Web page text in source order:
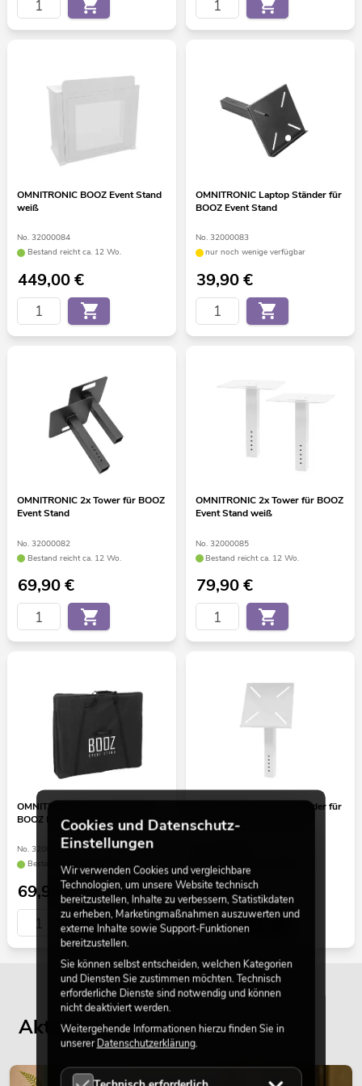
OMNITRONIC BOOZ Event Stand
weiß
No. 32000084
Bestand reicht ca. 12 Wo.
449,00€
OMNITRONIC Laptop Ständer für
BOOZ Event Stand
No. 32000083
nur noch wenige verfügbar
39,90€
OMNITRONIC 2x Tower für BOOZ
Event Stand
No. 32000082
Bestand reicht ca. 12 Wo.
69,90€
OMNITRONIC 2x Tower für BOOZ
Event Stand weiß
No. 32000085
Bestand reicht ca. 12 Wo.
79,90€
OMNITRONIC Tragetasche für
BOOZ Event Stand
No. 32000081
Bestand reicht ca. 12 Wo.
69,90€
OMNITRONIC Laptop Ständer für
BOOZ Event Stand weiß
Bestand reicht ca. 12 Wo.
44,90€
Aktuelle Blogbeiträge
DEKORATION
Cookies und Datenschutz-
Einstellungen
Wir verwenden Cookies und vergleichbare
Technologien, um unsere Website technisch
bereitzustellen, Inhalte zu verbessern, Statistikdaten
zu erheben, Marketingmaßnahmen auszuwerten und
externe Inhalte sowie Support-Funktionen
bereitzustellen.
Sie können selbst entscheiden, welchen Kategorien
und Diensten Sie zustimmen möchten. Technisch
erforderliche Dienste sind notwendig und können
nicht deaktiviert werden.
Weitergehende Informationen hierzu finden Sie in
unsererDatenschutzerklärung.